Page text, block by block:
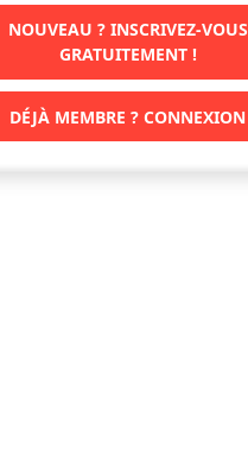
NOUVEAU ? INSCRIVEZ-VOUS
GRATUITEMENT !
DÉJÀ MEMBRE ? CONNEXION